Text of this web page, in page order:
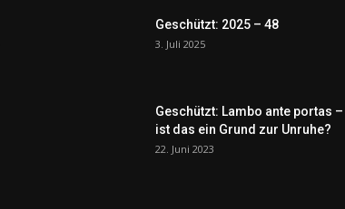
Geschützt: 2025 – 48
3. Juli 2025
Geschützt: Lambo ante portas –
ist das ein Grund zur Unruhe?
22. Juni 2023